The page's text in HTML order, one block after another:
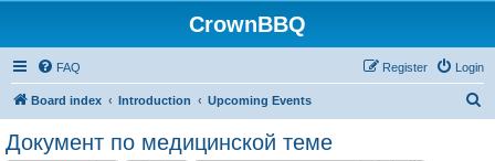
CrownBBQ
FAQ Login
Register
Board index Introduction Upcoming Events
Документ по медицинской теме